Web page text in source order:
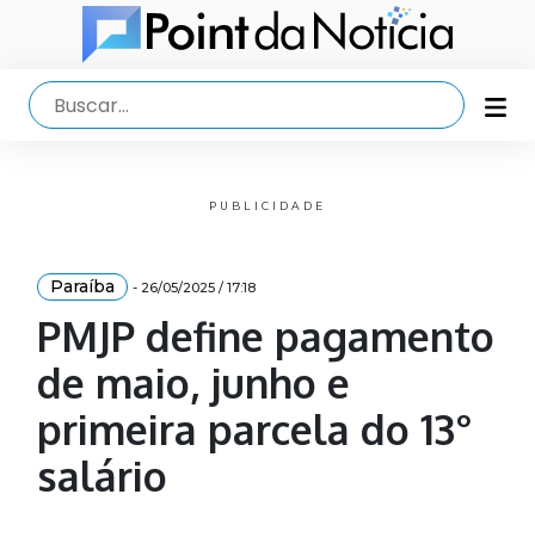
PUBLICIDADE
Paraíba - 26/05/2025 / 17:18
PMJP define pagamento
de maio, junho e
primeira parcela do 13°
salário